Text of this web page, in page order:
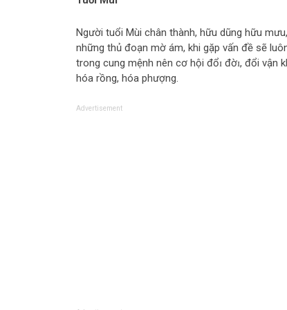
Người tuổi Mùi chân thành, hữu dũng hữu
những thủ đoạn mờ ám, khi gặp vấn đề sẽ
trong cung mệnh nên cơ hội đổɪ đờɪ, đổi vận
hóa rồng, hóa phượng.
Advertisement